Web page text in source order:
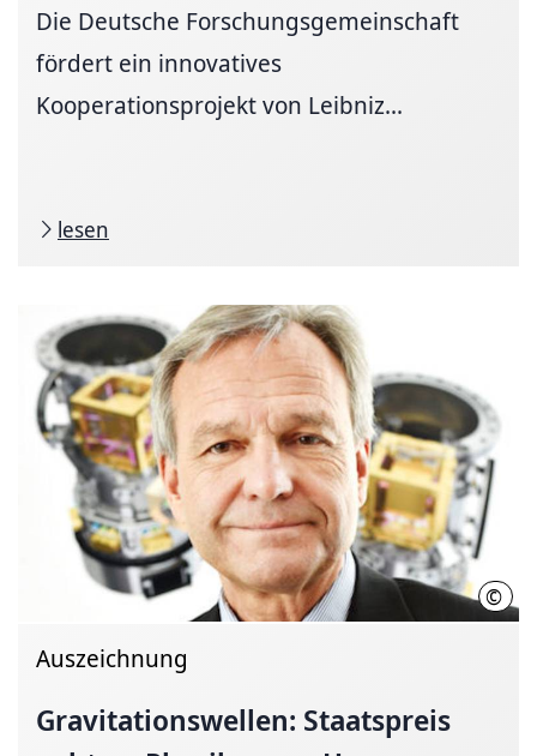
Die Deutsche Forschungsgemeinschaft
fördert ein innovatives
Kooperationsprojekt von Leibniz...
lesen
© F.
Auszeichnung
Gravitationswellen: Staatspreis